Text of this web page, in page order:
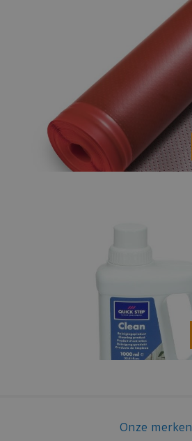
Onze merken